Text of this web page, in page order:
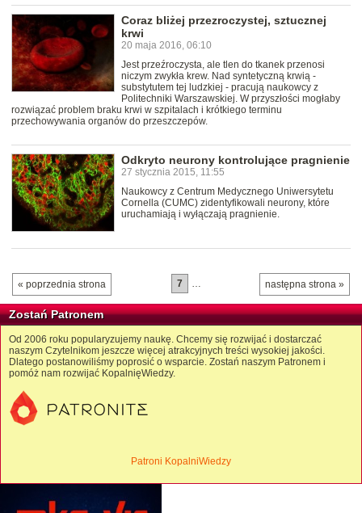
Coraz bliżej przezroczystej, sztucznej
krwi
20 maja 2016, 06:10
Jest przeźroczysta, ale tlen do tkanek przenosi
niczym zwykła krew. Nad syntetyczną krwią -
substytutem tej ludzkiej - pracują naukowcy z
Politechniki Warszawskiej. W przyszłości mogłaby
rozwiązać problem braku krwi w szpitalach i krótkiego terminu
przechowywania organów do przeszczepów.
Odkryto neurony kontrolujące pragnienie
27 stycznia 2015, 11:55
Naukowcy z Centrum Medycznego Uniwersytetu
Cornella (CUMC) zidentyfikowali neurony, które
uruchamiają i wyłączają pragnienie.
« poprzednia strona następna strona »
7 …
Zostań Patronem
Od 2006 roku popularyzujemy naukę. Chcemy się rozwijać i dostarczać
naszym Czytelnikom jeszcze więcej atrakcyjnych treści wysokiej jakości.
Dlatego postanowiliśmy poprosić o wsparcie. Zostań naszym Patronem i
pomóż nam rozwijać KopalnięWiedzy.
Patroni KopalniWiedzy